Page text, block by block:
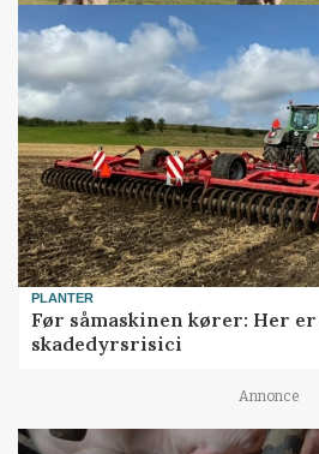
PLANTER
Før såmaskinen kører: Her
skadedyrsrisici
Annonce